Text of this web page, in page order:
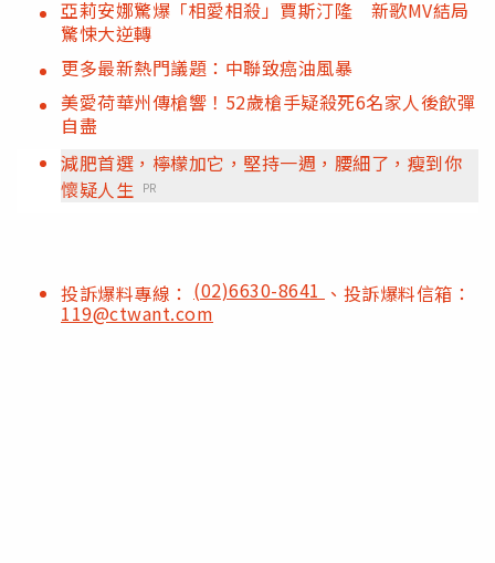
亞莉安娜驚爆「相愛相殺」賈斯汀隆 新歌MV結局
驚悚大逆轉
更多最新熱門議題：中聯致癌油風暴
美愛荷華州傳槍響！52歲槍手疑殺死6名家人後飲彈
自盡
減肥首選，檸檬加它，堅持一週，腰細了，瘦到你
懷疑人生 PR
投訴爆料專線： (02)6630-8641 、投訴爆料信箱：
119@ctwant.com